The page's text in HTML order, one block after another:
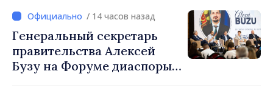
Вевер обсудили
европейский путь
Республики Молдова
/ 14 часов назад
Генеральный секретарь
правительства Алексей
Бузу на Форуме диаспоры: